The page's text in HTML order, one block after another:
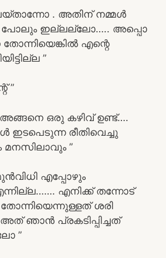
. അതിന് നമ്മൾ
പോലും ഇല്ലല്ലോ….. അപ്പൊ
എന്റെ
”
”
ഒരു കഴിവ് ഉണ്ട്….
രീതിവെച്ചു
മനസിലാവും ”
എപ്പോഴും
എനിക്ക് തന്നോട്
ശരി
ഞാൻ പ്രകടിപ്പിച്ചത്
”